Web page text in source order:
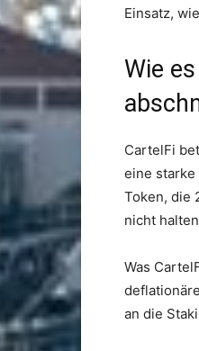
Einsatz,
Wie
CartelFi
eine
Token, die
nicht
Was
an die